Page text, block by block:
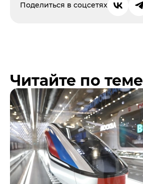
Поделиться в соцсетях
Читайте по теме